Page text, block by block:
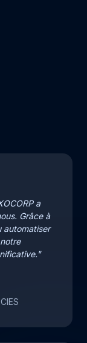
a
Grâce à
automatiser